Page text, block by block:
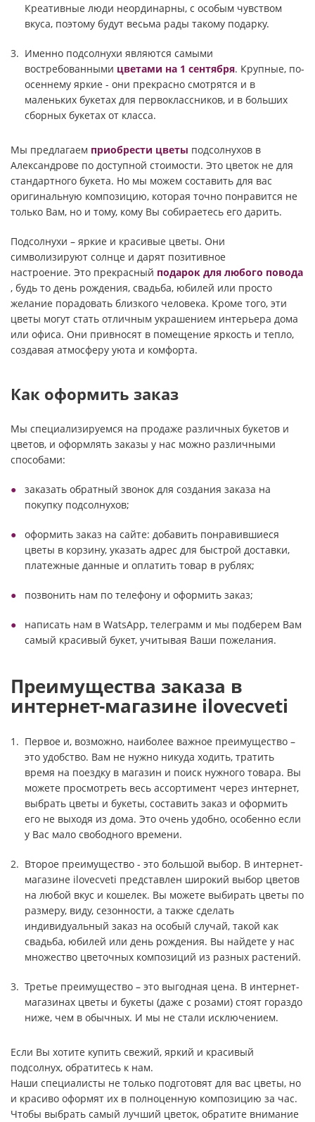
Креативные люди неординарны, с особым чувством
вкуса, поэтому будут весьма рады такому подарку.
Именно подсолнухи являются самыми
востребованными цветами на 1 сентября. Крупные, по-
осеннему яркие - они прекрасно смотрятся и в
маленьких букетах для первоклассников, и в больших
сборных букетах от класса.
Мы предлагаем приобрести цветы подсолнухов в
Александрове по доступной стоимости. Это цветок не для
стандартного букета. Но мы можем составить для вас
оригинальную композицию, которая точно понравится не
только Вам, но и тому, кому Вы собираетесь его дарить.
Подсолнухи – яркие и красивые цветы. Они
символизируют солнце и дарят позитивное
настроение. Это прекрасный подарок для любого повода
, будь то день рождения, свадьба, юбилей или просто
желание порадовать близкого человека. Кроме того, эти
цветы могут стать отличным украшением интерьера дома
или офиса. Они привносят в помещение яркость и тепло,
создавая атмосферу уюта и комфорта.
Как оформить заказ
Мы специализируемся на продаже различных букетов и
цветов, и оформлять заказы у нас можно различными
способами:
заказать обратный звонок для создания заказа на
покупку подсолнухов;
оформить заказ на сайте: добавить понравившиеся
цветы в корзину, указать адрес для быстрой доставки,
платежные данные и оплатить товар в рублях;
позвонить нам по телефону и оформить заказ;
написать нам в WatsApp, телеграмм и мы подберем Вам
самый красивый букет, учитывая Ваши пожелания.
Преимущества заказа в
интернет-магазине ilovecveti
Первое и, возможно, наиболее важное преимущество –
это удобство. Вам не нужно никуда ходить, тратить
время на поездку в магазин и поиск нужного товара. Вы
можете просмотреть весь ассортимент через интернет,
выбрать цветы и букеты, составить заказ и оформить
его не выходя из дома. Это очень удобно, особенно если
у Вас мало свободного времени.
Второе преимущество - это большой выбор. В интернет-
магазине ilovecveti представлен широкий выбор цветов
на любой вкус и кошелек. Вы можете выбирать цветы по
размеру, виду, сезонности, а также сделать
индивидуальный заказ на особый случай, такой как
свадьба, юбилей или день рождения. Вы найдете у нас
множество цветочных композиций из разных растений.
Третье преимущество – это выгодная цена. В интернет-
магазинах цветы и букеты (даже с розами) стоят гораздо
ниже, чем в обычных. И мы не стали исключением.
Если Вы хотите купить свежий, яркий и красивый
подсолнух, обратитесь к нам.
Наши специалисты не только подготовят для вас цветы, но
и красиво оформят их в полноценную композицию за час.
Чтобы выбрать самый лучший цветок, обратите внимание